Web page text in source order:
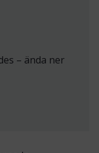
– ända ner